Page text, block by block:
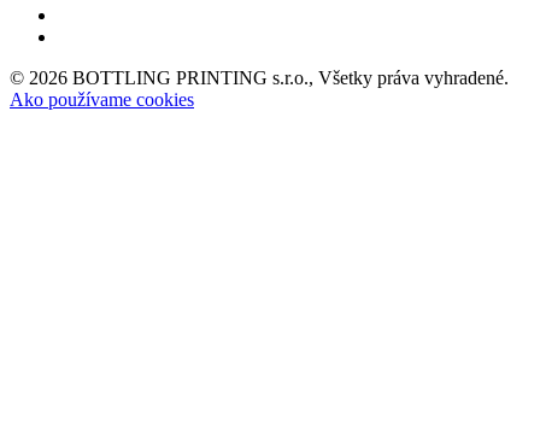
© 2026 BOTTLING PRINTING s.r.o., Všetky práva vyhradené.
Ako používame cookies